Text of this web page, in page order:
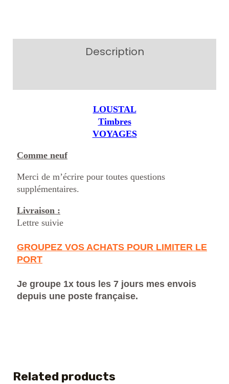
Description
LOUSTAL
Timbres
VOYAGES
Comme neuf
Merci de m’écrire pour toutes questions
supplémentaires.
Livraison :
Lettre suivie
GROUPEZ VOS ACHATS POUR LIMITER LE
PORT
Je groupe 1x tous les 7 jours mes envois
depuis une poste française.
Related products